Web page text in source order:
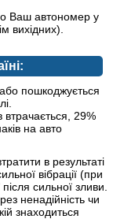
Ваш автономер у
вихідних).
пошкоджується
втрачається, 29%
на авто
в результаті
вібрації (при
сильної зливи.
ненадійність чи
знаходиться